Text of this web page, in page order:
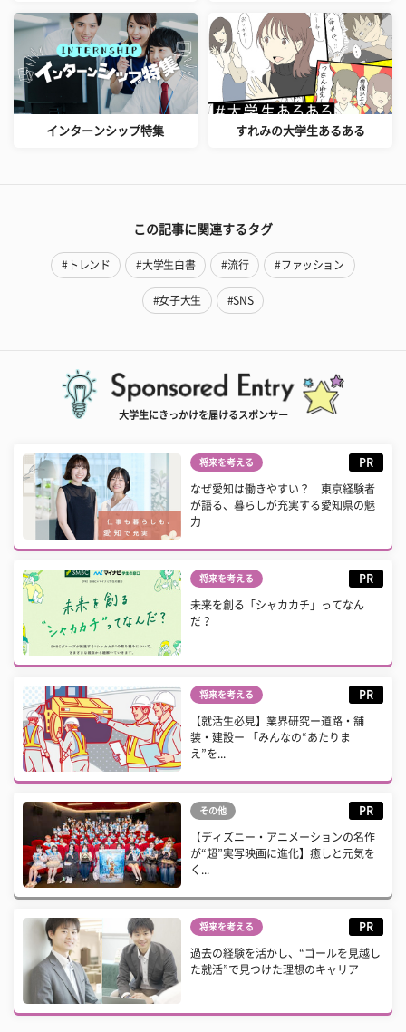
インターンシップ特集 すれみの大学生あるある
この記事に関連するタグ
#トレンド #大学生白書 #流行 #ファッション
#女子大生 #SNS
大学生にきっかけを届けるスポンサー
将来を考える PR
なぜ愛知は働きやすい？ 東京経験者
が語る、暮らしが充実する愛知県の魅
力
将来を考える PR
未来を創る「シャカカチ」ってなん
だ？
将来を考える PR
【就活生必見】業界研究ー道路・舗
装・建設ー 「みんなの“あたりま
え”を...
その他 PR
【ディズニー・アニメーションの名作
が“超”実写映画に進化】癒しと元気を
く...
将来を考える PR
過去の経験を活かし、“ゴールを見越し
た就活”で見つけた理想のキャリア